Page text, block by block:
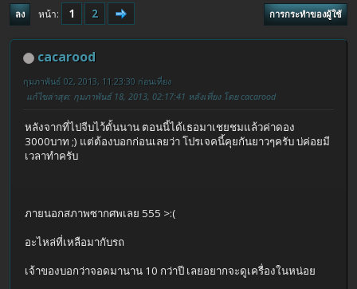
ลง หน้า 1 2 การกระทำของผู้ใช้
cacarood
กุมภาพันธ์ 02, 2013, 11:23:30 ก่อนเที่ยง
แก้ไขล่าสุด: กุมภาพันธ์ 18, 2013, 02:17:41 หลังเที่ยง โดย cacarood
หลังจากที่ไปจีบไว้ตั้นนาน ตอนนี้ได้เธอมาเชยชมแล้วค่าดอง
3000บาท ;) แต่ต้องบอกก่อนเลยว่า โปรเจคนี้คุยกันยาวๆครับ บ่ค่อยมี
เวลาทำครับ
ภายนอกสภาพซากศพเลย 555 >:(
อะไหล่ที่เหลือมากับรถ
เจ้าของบอกว่าจอดมานาน 10 กว่าปี เลยอยากจะดูเครื่องในหน่อย